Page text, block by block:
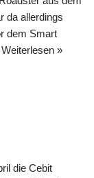
da allerdings
dem Smart
Weiterlesen »
die Cebit